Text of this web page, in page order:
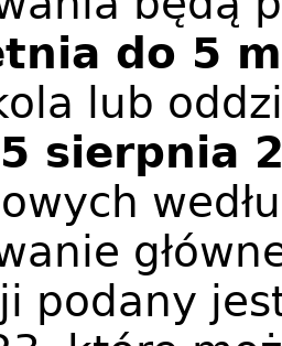
do 5
lub
sierpnia
podany